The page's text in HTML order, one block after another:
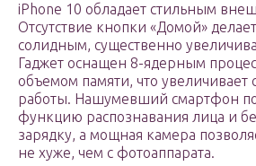
iPhone 10 обладает стильным
Отсутствие кнопки «Домой»
солидным, существенно
Гаджет оснащен 8-ядерным
объемом памяти, что увеличивает
работы. Нашумевший смартфон
функцию распознавания лица и
зарядку, а мощная камера
не хуже, чем с фотоаппарата.